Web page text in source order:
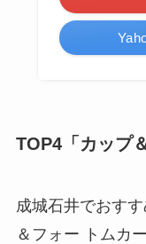
TOP4「カップ
成城石井でおす
＆フォー トムカ